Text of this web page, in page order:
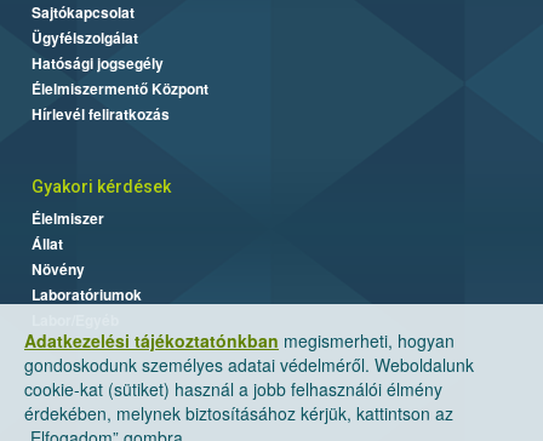
Adatkezelési tájékoztatónkban megismerheti, hogyan
gondoskodunk személyes adatai védelméről. Weboldalunk
cookie-kat (sütiket) használ a jobb felhasználói élmény
érdekében, melynek biztosításához kérjük, kattintson az
Sajtókapcsolat
Ügyfélszolgálat
Hatósági jogsegély
Élelmiszermentő Központ
Hírlevél feliratkozás
Gyakori kérdések
Élelmiszer
Állat
Növény
Laboratóriumok